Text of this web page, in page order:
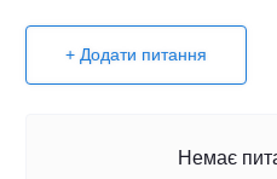
+ Додати питання
Немає